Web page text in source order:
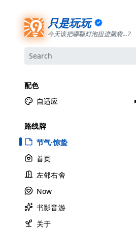
只是玩玩
今天该把哪颗灯泡扭进脑袋...?
配色
自适应
极夜黑
雅余黄
昱行粉
她的蓝
莫比乌斯
香草绿
自适应
路线牌
节气·惊蛰
首页
左邻右舍
Now
书影音游
关于